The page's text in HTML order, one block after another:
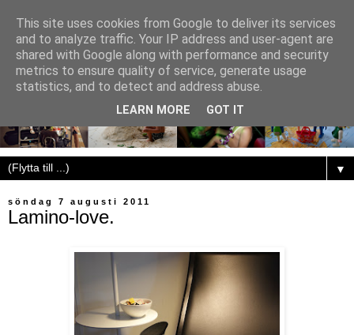
▼
söndag 7 augusti 2011
Lamino-love.
This site uses cookies from Google to deliver its services
and to analyze traffic. Your IP address and user-agent are
shared with Google along with performance and security
metrics to ensure quality of service, generate usage
statistics, and to detect and address abuse.
LEARN MORE GOT IT